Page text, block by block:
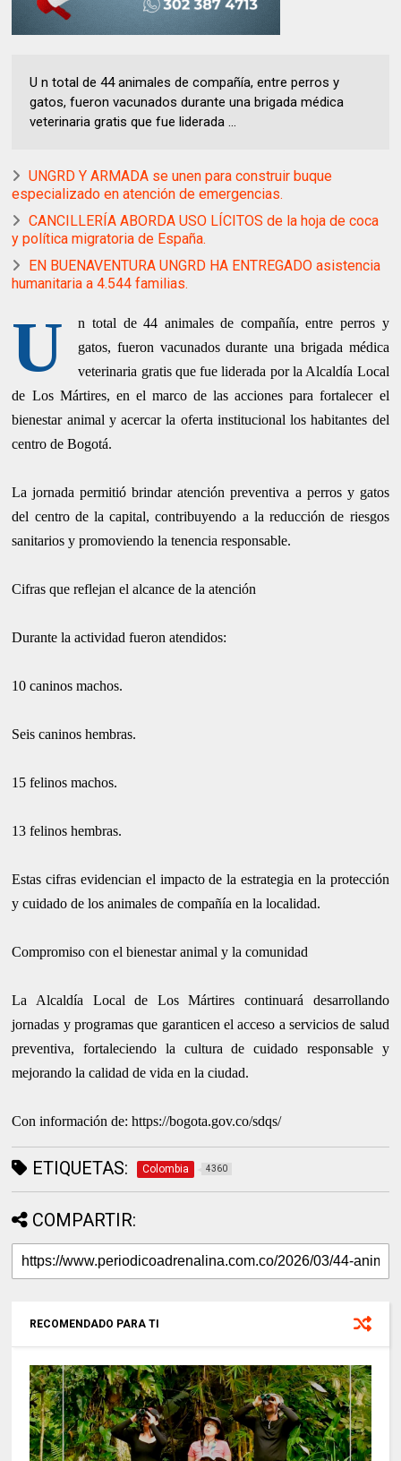
U n total de 44 animales de compañía, entre perros y
gatos, fueron vacunados durante una brigada médica
veterinaria gratis que fue liderada ...
UNGRD Y ARMADA se unen para construir buque
especializado en atención de emergencias.
CANCILLERÍA ABORDA USO LÍCITOS de la hoja de coca
y política migratoria de España.
EN BUENAVENTURA UNGRD HA ENTREGADO asistencia
humanitaria a 4.544 familias.
U
n total de 44 animales de compañía, entre perros y
gatos, fueron vacunados durante una brigada médica
veterinaria gratis que fue liderada por la Alcaldía Local
de Los Mártires, en el marco de las acciones para fortalecer el
bienestar animal y acercar la oferta institucional los habitantes del
centro de Bogotá.
La jornada permitió brindar atención preventiva a perros y gatos
del centro de la capital, contribuyendo a la reducción de riesgos
sanitarios y promoviendo la tenencia responsable.
Cifras que reflejan el alcance de la atención
Durante la actividad fueron atendidos:
10 caninos machos.
Seis caninos hembras.
15 felinos machos.
13 felinos hembras.
Estas cifras evidencian el impacto de la estrategia en la protección
y cuidado de los animales de compañía en la localidad.
Compromiso con el bienestar animal y la comunidad
La Alcaldía Local de Los Mártires continuará desarrollando
jornadas y programas que garanticen el acceso a servicios de salud
preventiva, fortaleciendo la cultura de cuidado responsable y
mejorando la calidad de vida en la ciudad.
Con información de: https://bogota.gov.co/sdqs/
ETIQUETAS: Colombia 4360
COMPARTIR:
RECOMENDADO PARA TI